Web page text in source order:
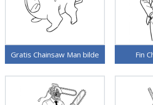
Gratis Chainsaw Man bilde Fin